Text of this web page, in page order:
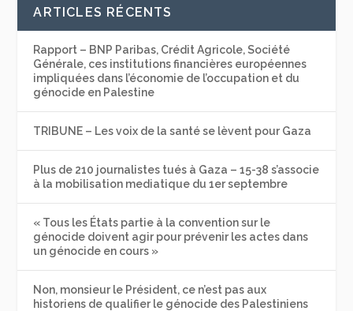
ARTICLES RÉCENTS
Rapport – BNP Paribas, Crédit Agricole, Société
Générale, ces institutions financières européennes
impliquées dans l’économie de l’occupation et du
génocide en Palestine
TRIBUNE – Les voix de la santé se lèvent pour Gaza
Plus de 210 journalistes tués à Gaza – 15-38 s’associe
à la mobilisation mediatique du 1er septembre
« Tous les États partie à la convention sur le
génocide doivent agir pour prévenir les actes dans
un génocide en cours »
Non, monsieur le Président, ce n’est pas aux
historiens de qualifier le génocide des Palestiniens